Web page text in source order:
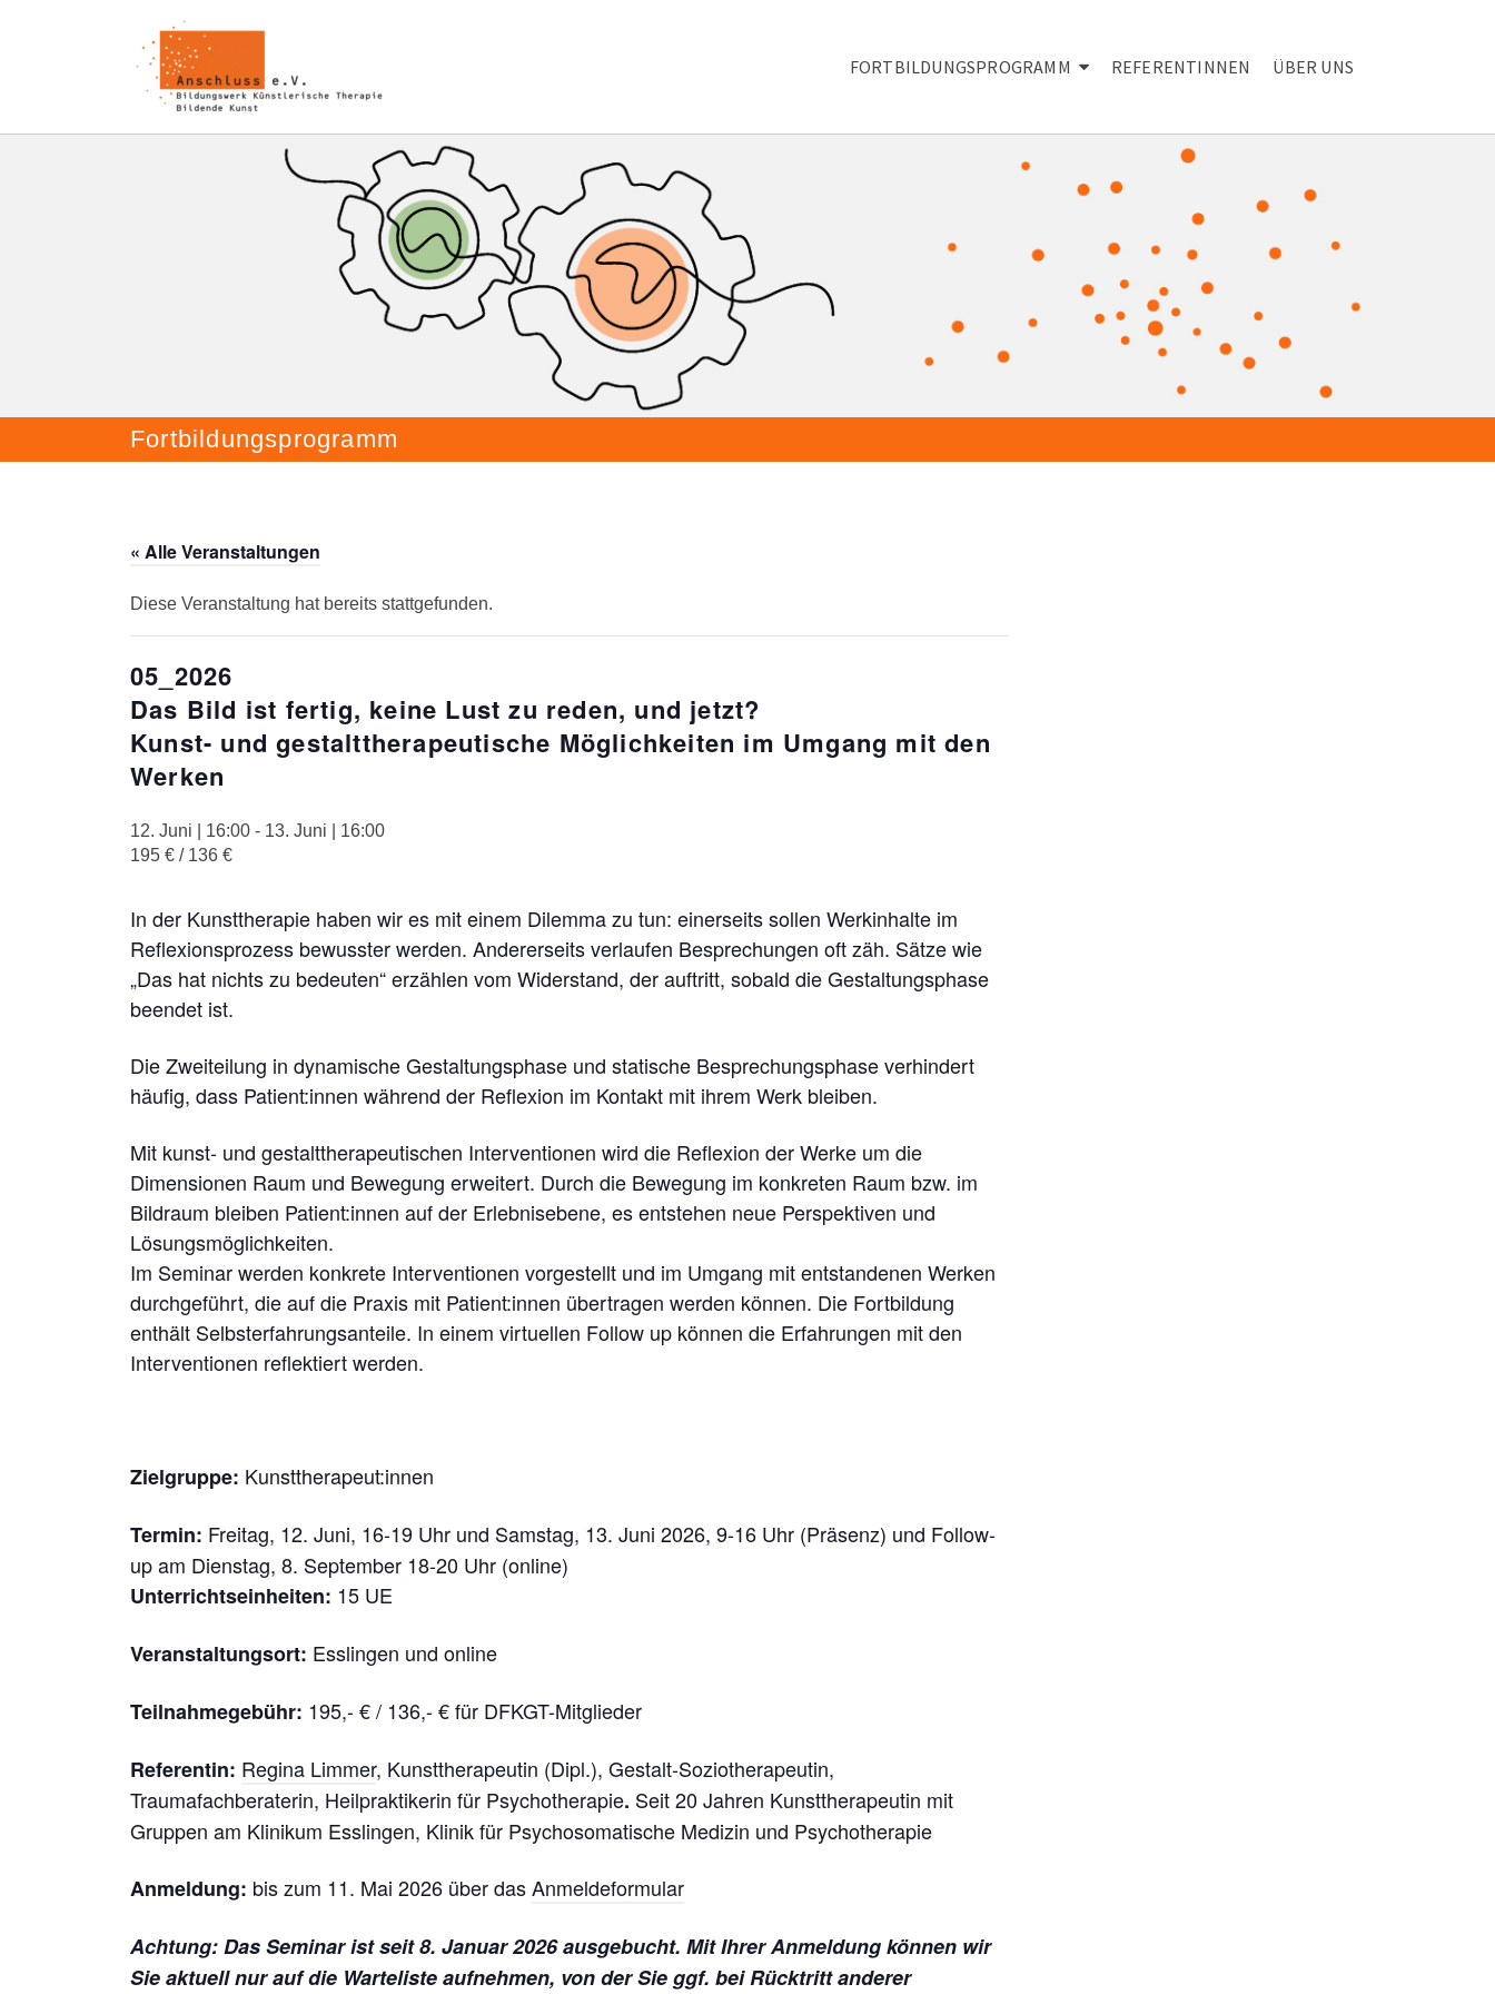
FORTBILDUNGSPROGRAMM REFERENTINNEN ÜBER UNS
« Alle Veranstaltungen
Diese Veranstaltung hat bereits stattgefunden.
05_2026
Das Bild ist fertig, keine Lust zu reden, und jetzt?
Kunst- und gestalttherapeutische Möglichkeiten im Umgang mit den
Werken
12. Juni | 16:00 - 13. Juni | 16:00
195 € / 136 €
In der Kunsttherapie haben wir es mit einem Dilemma zu tun: einerseits sollen Werkinhalte im
Reflexionsprozess bewusster werden. Andererseits verlaufen Besprechungen oft zäh. Sätze wie
„Das hat nichts zu bedeuten“ erzählen vom Widerstand, der auftritt, sobald die Gestaltungsphase
beendet ist.
Die Zweiteilung in dynamische Gestaltungsphase und statische Besprechungsphase verhindert
häufig, dass Patient:innen während der Reflexion im Kontakt mit ihrem Werk bleiben.
Mit kunst- und gestalttherapeutischen Interventionen wird die Reflexion der Werke um die
Dimensionen Raum und Bewegung erweitert. Durch die Bewegung im konkreten Raum bzw. im
Bildraum bleiben Patient:innen auf der Erlebnisebene, es entstehen neue Perspektiven und
Lösungsmöglichkeiten.
Im Seminar werden konkrete Interventionen vorgestellt und im Umgang mit entstandenen Werken
durchgeführt, die auf die Praxis mit Patient:innen übertragen werden können. Die Fortbildung
enthält Selbsterfahrungsanteile. In einem virtuellen Follow up können die Erfahrungen mit den
Interventionen reflektiert werden.
Zielgruppe: Kunsttherapeut:innen
Termin: Freitag, 12. Juni, 16-19 Uhr und Samstag, 13. Juni 2026, 9-16 Uhr (Präsenz) und Follow-
up am Dienstag, 8. September 18-20 Uhr (online)
Unterrichtseinheiten: 15 UE
Veranstaltungsort: Esslingen und online
Teilnahmegebühr: 195,- € / 136,- € für DFKGT-Mitglieder
Referentin: Regina Limmer, Kunsttherapeutin (Dipl.), Gestalt-Soziotherapeutin,
Traumafachberaterin, Heilpraktikerin für Psychotherapie. Seit 20 Jahren Kunsttherapeutin mit
Gruppen am Klinikum Esslingen, Klinik für Psychosomatische Medizin und Psychotherapie
Anmeldung: bis zum 11. Mai 2026 über dasAnmeldeformular
Achtung: Das Seminar ist seit 8. Januar 2026 ausgebucht. Mit Ihrer Anmeldung können wir
Sie aktuell nur auf die Warteliste aufnehmen, von der Sie ggf. bei Rücktritt anderer